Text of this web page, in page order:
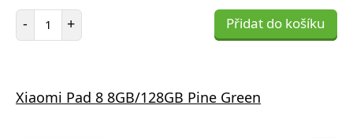
- Počet položek
+ Přidat do košíku
Xiaomi Pad 8 8GB/128GB Pine Green